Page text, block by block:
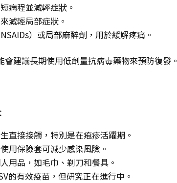
病程並減輕症狀。
減輕局部症狀。
）或局部麻醉劑，用於緩解疼痛。
建議長期使用低劑量抗病毒藥物來預防復發。
直接接觸，特別是在疱疹活躍期。
用保險套可減少感染風險。
用品，如毛巾、剃刀和餐具。
的有效疫苗，但研究正在進行中。